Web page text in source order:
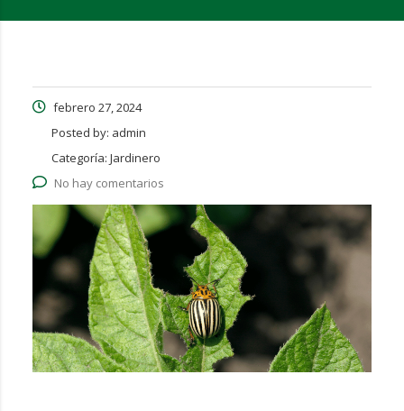
febrero 27, 2024
Posted by: admin
Categoría: Jardinero
No hay comentarios